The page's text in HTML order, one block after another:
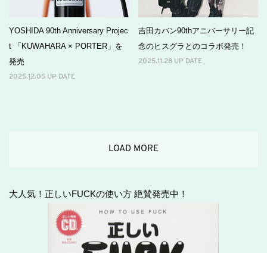
YOSHIDA 90th Anniversary Projec
t 「KUWAHARA × PORTER」を
発売
2025.12.05 UP DATE
吉田カバン90thアニバーサリー記
念のヒスグラとのコラボ発売！
2025.11.28 UP DATE
LOAD MORE
大人気！正しいFUCKの使い方 絶賛発売中！